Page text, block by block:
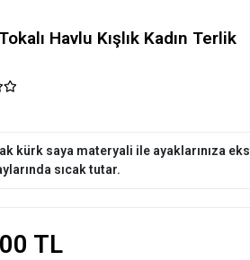
Havlu Kışlık Kadın Terlik
kürk saya materyali ile ayaklarınıza
sıcak tutar.
TL